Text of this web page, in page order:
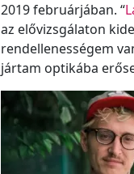
2019 februárjában. “
az elővizsgálaton
rendellenességem
jártam optikába